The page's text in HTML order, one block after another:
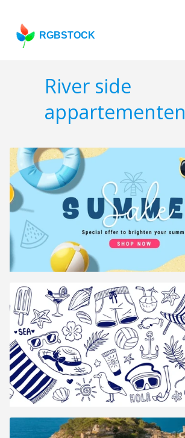
RGBSTOCK
River side
appartementen